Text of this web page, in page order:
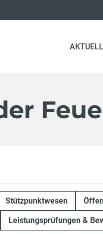
Stützpunktwesen
Leistungsprüfungen &